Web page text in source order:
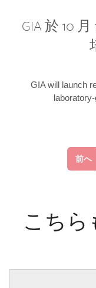
GIA 於 10
GIA will launch
前へ
こちら